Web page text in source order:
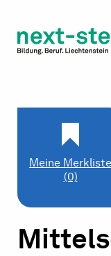
Beratung &
Meine Merkliste
(0)